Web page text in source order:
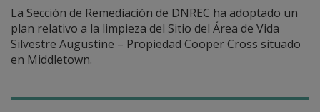
La Sección de Remediación de DNREC ha adoptado un
plan relativo a la limpieza del Sitio del Área de Vida
Silvestre Augustine – Propiedad Cooper Cross situado
en Middletown.